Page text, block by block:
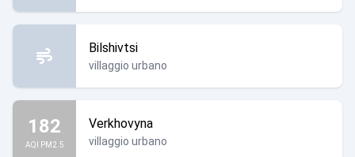
Bilshivtsi
villaggio urbano
182
AQI PM2.5
Verkhovyna
villaggio urbano